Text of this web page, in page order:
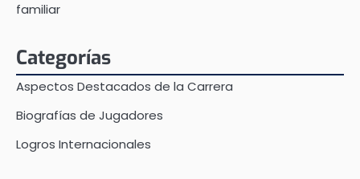
familiar
Categorías
Aspectos Destacados de la Carrera
Biografías de Jugadores
Logros Internacionales